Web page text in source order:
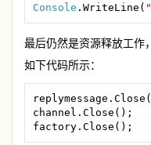
Console .WriteLine(
最后仍然是资源释放工作
如下代码所示：
channel.Close();
factory.Close();